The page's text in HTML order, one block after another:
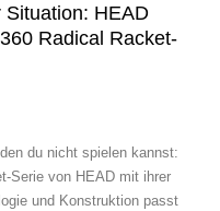
HEAD
Radical Racket-
du nicht spielen kannst:
Serie von HEAD mit ihrer
und Konstruktion passt